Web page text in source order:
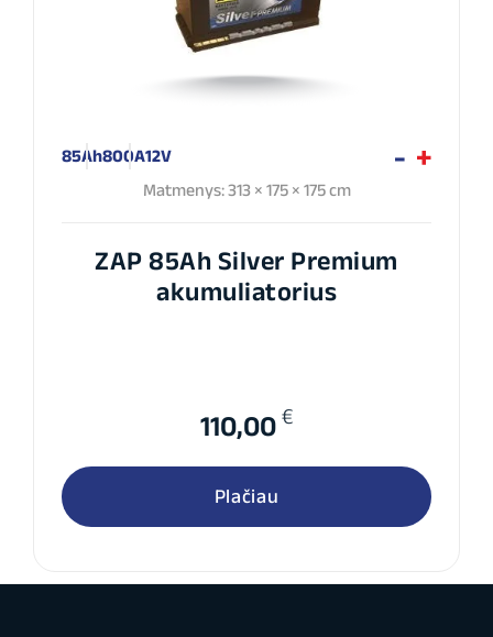
85Ah800A12V
Matmenys: 313 × 175 × 175 cm
ZAP 85Ah Silver Premium
akumuliatorius
110,00 €
Plačiau